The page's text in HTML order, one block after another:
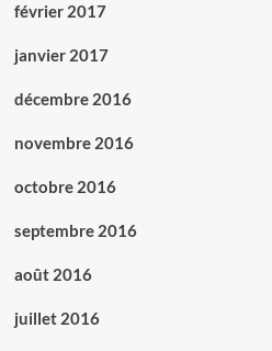
février 2017
janvier 2017
décembre 2016
novembre 2016
octobre 2016
septembre 2016
août 2016
juillet 2016